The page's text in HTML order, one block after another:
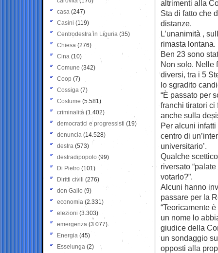
altrimenti alla
Sta di fatto che
distanze.
L’unanimità ,
rimasta lontana.
Ben 23 sono
Non solo. Nelle
diversi, tra i 5
lo sgradito
“È passato per
franchi tiratori ci
anche sulla
Per alcuni
centro di
universitario’.
Qualche
riversato
votarlo?”.
Alcuni hanno
passare per la
“Teoricamente
un nome lo
giudice della
un sondaggio
opposti alla
casa (247)
Casini (119)
Centrodestra in Liguria (35)
Chiesa (276)
Cina (10)
Comune (342)
Coop (7)
Cossiga (7)
Costume (5.581)
criminalità (1.402)
democratici e progressisti (19)
denuncia (14.528)
destra (573)
destradipopolo (99)
Di Pietro (101)
Diritti civili (276)
don Gallo (9)
economia (2.331)
elezioni (3.303)
emergenza (3.077)
Energia (45)
Esselunga (2)